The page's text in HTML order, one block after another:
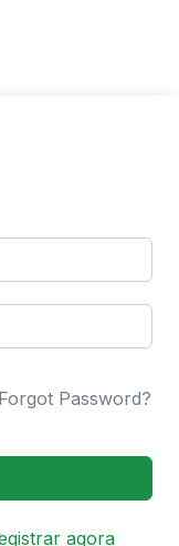
Forgot Password?
agora